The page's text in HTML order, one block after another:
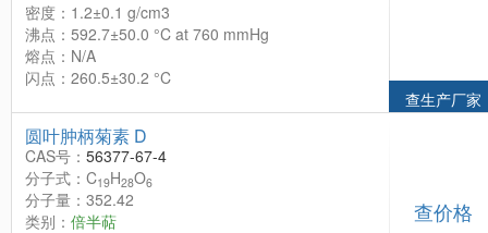
密度：1.2±0.1 g/cm3
沸点：592.7±50.0 °C at 760 mmHg
熔点：N/A
闪点：260.5±30.2 °C
查生产厂家
圆叶肿柄菊素 D
CAS号： 56377-67-4
分子式：C19H28O6
分子量：352.42
类别： 倍半萜
查价格